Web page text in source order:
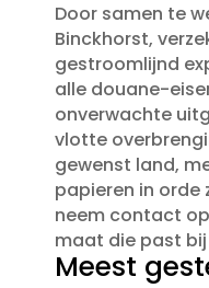
Door samen te
Binckhorst,
gestroomlijnd
alle douane-
onverwachte
vlotte
gewenst land,
papieren in orde
neem contact
maat die past
Meest